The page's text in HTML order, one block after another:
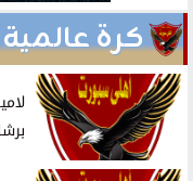
كرة عالمية